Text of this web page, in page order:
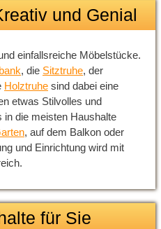
und Genial
einfallsreiche Möbelstücke.
, die Sitztruhe, der
Holztruhe sind dabei eine
etwas Stilvolles und
die meisten Haushalte
, auf dem Balkon oder
und Einrichtung wird mit
für Sie